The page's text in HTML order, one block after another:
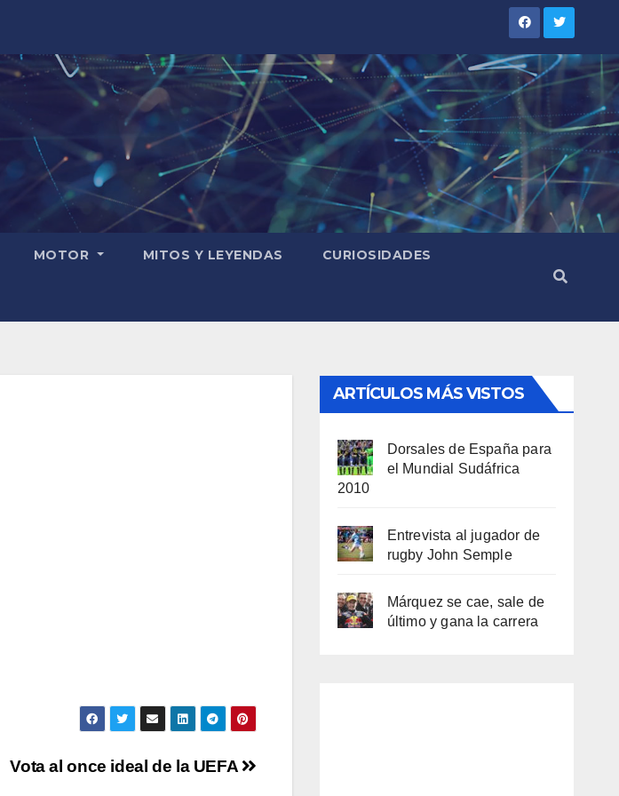
MOTOR MITOS Y LEYENDAS CURIOSIDADES
Vota al once ideal de la UEFA
ARTÍCULOS MÁS VISTOS
Dorsales de España para
el Mundial Sudáfrica
2010
Entrevista al jugador de
rugby John Semple
Márquez se cae, sale de
último y gana la carrera